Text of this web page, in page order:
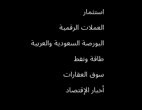
استثمار
العملات الرقمية
البورصة السعودية والعربية
طاقة ونفط
سوق العقارات
أخبار الإقتصاد